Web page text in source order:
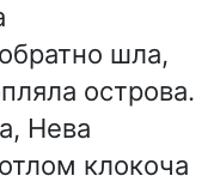
шла,
острова.
Нева
клокоча